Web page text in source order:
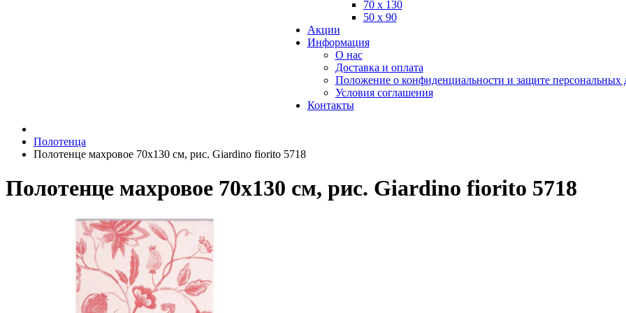
70 х 130
50 х 90
Акции
Информация
О нас
Доставка и оплата
Положение о конфиденциальности и защите персональных
Условия соглашения
Контакты
Полотенца
Полотенце махровое 70х130 см, рис. Giardino fiorito 5718
Полотенце махровое 70х130 см, рис. Giardino fiorito 5718